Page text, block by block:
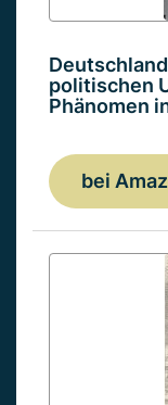
politischen
Phänomen
bei